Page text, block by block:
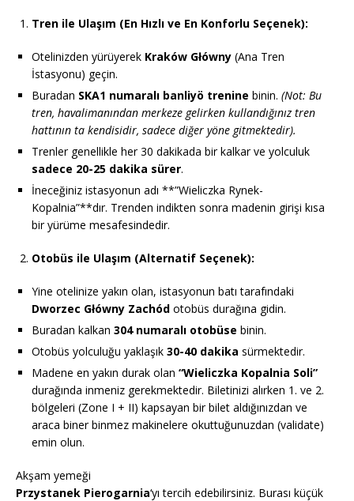
Tren ile Ulaşım (En Hızlı ve En Konforlu Seçenek):
Otelinizden yürüyerek Kraków Główny (Ana Tren
İstasyonu) geçin.
Buradan SKA1 numaralı banliyö trenine binin. (Not: Bu
tren, havalimanından merkeze gelirken kullandığınız tren
hattının ta kendisidir, sadece diğer yöne gitmektedir).
Trenler genellikle her 30 dakikada bir kalkar ve yolculuk
sadece 20-25 dakika sürer.
İneceğiniz istasyonun adı **”Wieliczka Rynek-
Kopalnia”**dır. Trenden indikten sonra madenin girişi kısa
bir yürüme mesafesindedir.
Otobüs ile Ulaşım (Alternatif Seçenek):
Yine otelinize yakın olan, istasyonun batı tarafındaki
Dworzec Główny Zachód otobüs durağına gidin.
Buradan kalkan 304 numaralı otobüse binin.
Otobüs yolculuğu yaklaşık 30-40 dakika sürmektedir.
Madene en yakın durak olan “Wieliczka Kopalnia Soli”
durağında inmeniz gerekmektedir. Biletinizi alırken 1. ve 2.
bölgeleri (Zone I + II) kapsayan bir bilet aldığınızdan ve
araca biner binmez makinelere okuttuğunuzdan (validate)
emin olun.
Akşam yemeği
Przystanek Pierogarnia‘yı tercih edebilirsiniz. Burası küçük